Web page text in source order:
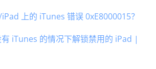
上的 iTunes 错误 0xE8000015？
iTunes 的情况下解锁禁用的 iPad |